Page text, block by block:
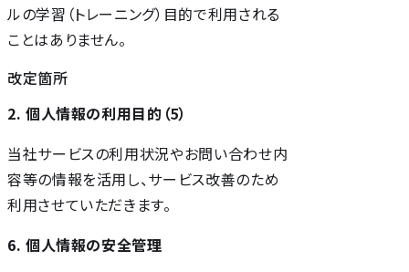
ルの学習（トレーニング）目的で利用される
ことはありません。
改定箇所
2. 個人情報の利用目的（5）
当社サービスの利用状況やお問い合わせ内
容等の情報を活用し、サービス改善のため
利用させていただきます。
6. 個人情報の安全管理